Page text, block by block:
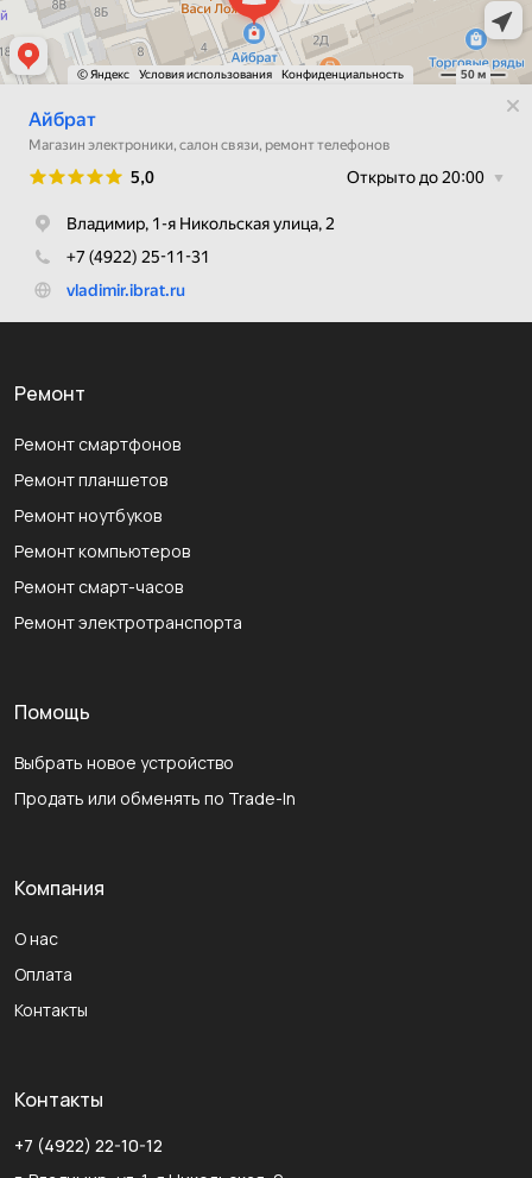
Ремонт
Ремонт смартфонов
Ремонт планшетов
Ремонт ноутбуков
Ремонт компьютеров
Ремонт смарт-часов
Ремонт электротранспорта
Помощь
Выбрать новое устройство
Продать или обменять по Trade-In
Компания
О нас
Оплата
Контакты
Контакты
+7 (4922) 22-10-12